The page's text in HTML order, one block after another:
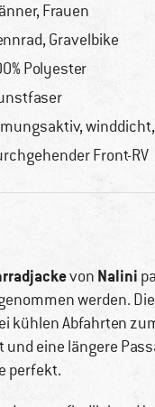
Frauen
Gravelbike
Polyester
Front-RV
von Nalini
werden.
kühlen Abfahrten
eine längere
perfekt.